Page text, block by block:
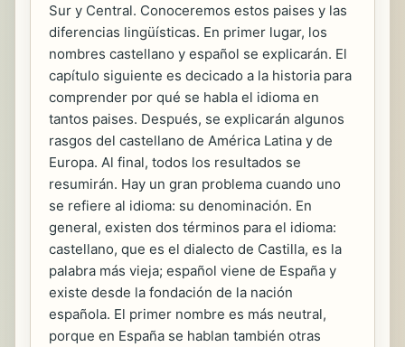
Sur y Central. Conoceremos estos paises y las
diferencias lingüísticas. En primer lugar, los
nombres castellano y español se explicarán. El
capítulo siguiente es decicado a la historia para
comprender por qué se habla el idioma en
tantos paises. Después, se explicarán algunos
rasgos del castellano de América Latina y de
Europa. Al final, todos los resultados se
resumirán. Hay un gran problema cuando uno
se refiere al idioma: su denominación. En
general, existen dos términos para el idioma:
castellano, que es el dialecto de Castilla, es la
palabra más vieja; español viene de España y
existe desde la fondación de la nación
española. El primer nombre es más neutral,
porque en España se hablan también otras